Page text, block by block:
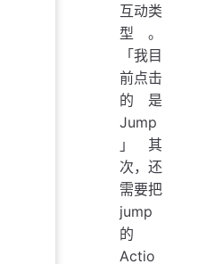
互动类
型。
「我目
前点击
的是
Jump
」其
次，还
需要把
jump
的
Actio